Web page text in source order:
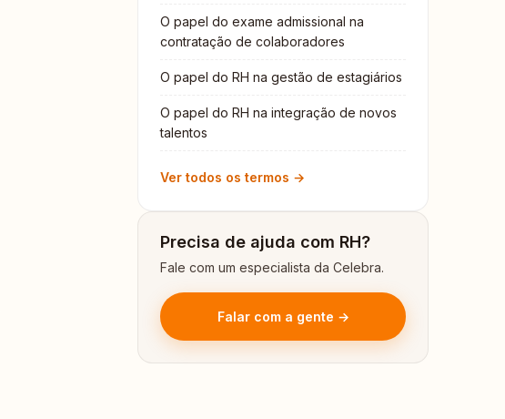
O papel do exame admissional na
contratação de colaboradores
O papel do RH na gestão de estagiários
O papel do RH na integração de novos
talentos
Ver todos os termos →
Precisa de ajuda com RH?
Fale com um especialista da Celebra.
Falar com a gente →